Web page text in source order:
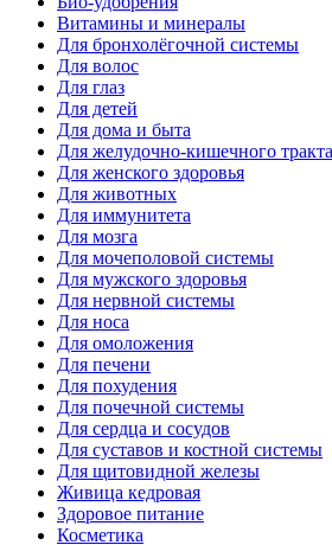
Витамины и минералы
Для бронхолёгочной системы
Для волос
Для глаз
Для детей
Для дома и быта
Для желудочно-кишечного тракта
Для женского здоровья
Для животных
Для иммунитета
Для мозга
Для мочеполовой системы
Для мужского здоровья
Для нервной системы
Для носа
Для омоложения
Для печени
Для похудения
Для почечной системы
Для сердца и сосудов
Для суставов и костной системы
Для щитовидной железы
Живица кедровая
Здоровое питание
Косметика